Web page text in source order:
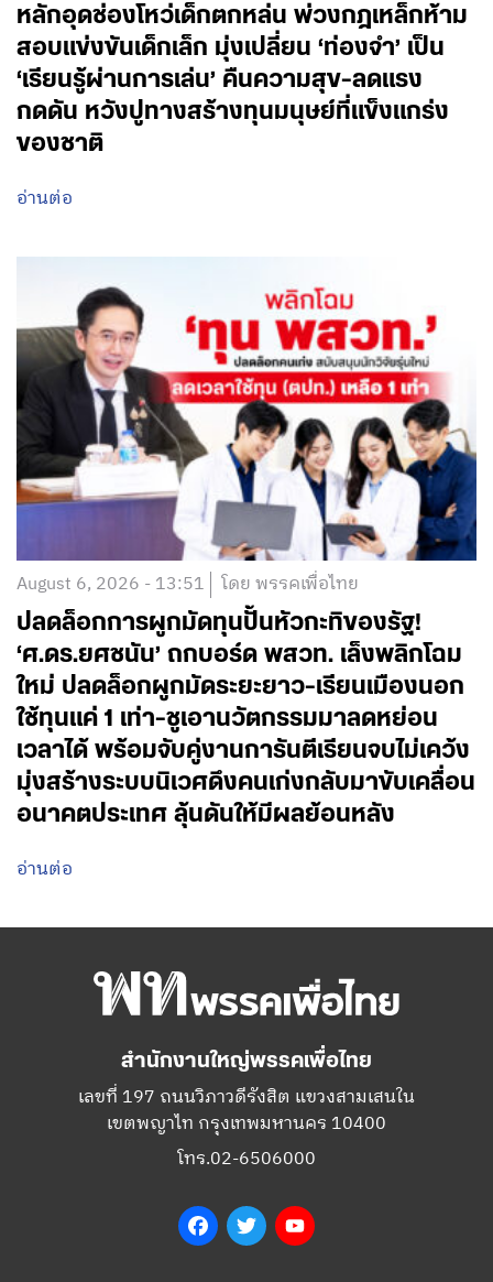
หลักอุดช่องโหว่เด็กตกหล่น พ่วงกฎเหล็กห้าม
สอบแข่งขันเด็กเล็ก มุ่งเปลี่ยน ‘ท่องจำ’ เป็น
‘เรียนรู้ผ่านการเล่น’ คืนความสุข-ลดแรง
กดดัน หวังปูทางสร้างทุนมนุษย์ที่แข็งแกร่ง
ของชาติ
อ่านต่อ
August 6, 2026 - 13:51 โดย พรรคเพื่อไทย
ปลดล็อกการผูกมัดทุนปั้นหัวกะทิของรัฐ!
‘ศ.ดร.ยศชนัน’ ถกบอร์ด พสวท. เล็งพลิกโฉม
ใหม่ ปลดล็อกผูกมัดระยะยาว-เรียนเมืองนอก
ใช้ทุนแค่ 1 เท่า-ชูเอานวัตกรรมมาลดหย่อน
เวลาได้ พร้อมจับคู่งานการันตีเรียนจบไม่เคว้ง
มุ่งสร้างระบบนิเวศดึงคนเก่งกลับมาขับเคลื่อน
อนาคตประเทศ ลุ้นดันให้มีผลย้อนหลัง
อ่านต่อ
สำนักงานใหญ่พรรคเพื่อไทย
เลขที่ 197 ถนนวิภาวดีรังสิต แขวงสามเสนใน
เขตพญาไท กรุงเทพมหานคร 10400
โทร.02-6506000
FacebookTwitter